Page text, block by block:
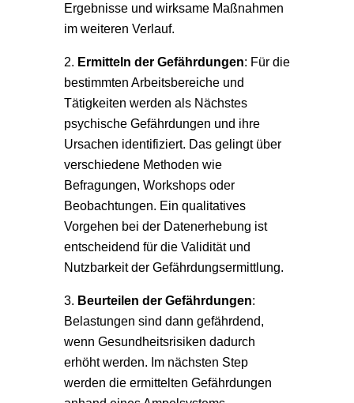
Ergebnisse und wirksame Maßnahmen
im weiteren Verlauf.
Ermitteln der Gefährdungen: Für die
bestimmten Arbeitsbereiche und
Tätigkeiten werden als Nächstes
psychische Gefährdungen und ihre
Ursachen identifiziert. Das gelingt über
verschiedene Methoden wie
Befragungen, Workshops oder
Beobachtungen. Ein qualitatives
Vorgehen bei der Datenerhebung ist
entscheidend für die Validität und
Nutzbarkeit der Gefährdungsermittlung.
Beurteilen der Gefährdungen:
Belastungen sind dann gefährdend,
wenn Gesundheitsrisiken dadurch
erhöht werden. Im nächsten Step
werden die ermittelten Gefährdungen